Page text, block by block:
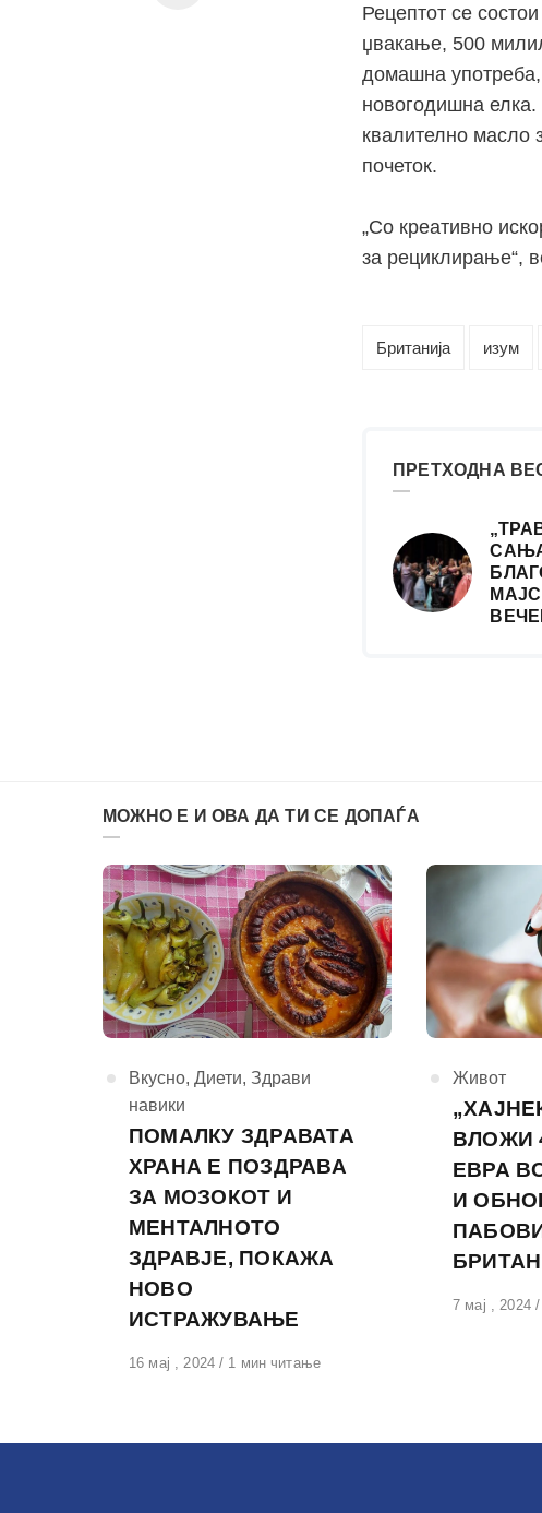
Рецептот се
џвакање, 500
домашна
новогодишна
квалително масло
почеток.
„Со креативно
за рециклирање“,
Британија изум
ПРЕТХОДНА
МОЖНО Е И ОВА ДА ТИ СЕ ДОПАЃА
КАтегорија
Вкусно, Диети, Здрави
навики
ПОМАЛКУ ЗДРАВАТА
ХРАНА Е ПОЗДРАВА
ЗА МОЗОКОТ И
МЕНТАЛНОТО
ЗДРАВЈЕ, ПОКАЖА
НОВО
ИСТРАЖУВАЊЕ
Објавено
16 мај , 2024 1 мин читање
КАтегорија
Живот
ВЛОЖИ
ЕВРА
И
Објавено
7 мај , 2024